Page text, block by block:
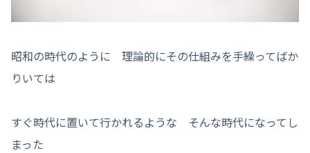
昭和の時代のように 理論的にその仕組みを手繰ってばか
りいては
すぐ時代に置いて行かれるような そんな時代になってし
まった